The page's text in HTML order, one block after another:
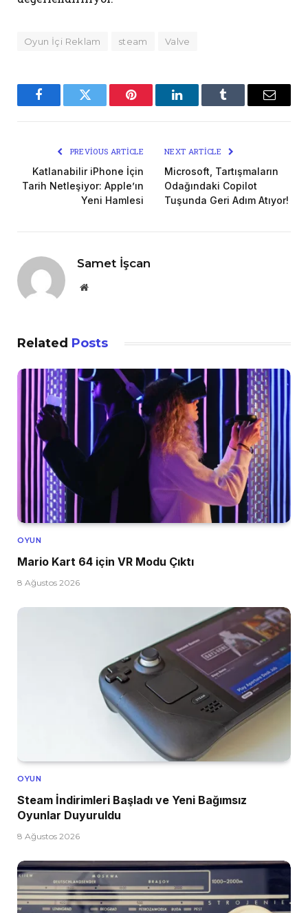
Oyun İçi Reklam steam Valve
FacebookTwitter Pinterest LinkedInTumblr Email
PREVIOUS ARTICLE
Katlanabilir iPhone İçin
Tarih Netleşiyor: Apple’ın
Yeni Hamlesi
NEXT ARTICLE
Microsoft, Tartışmaların
Odağındaki Copilot
Tuşunda Geri Adım Atıyor!
Samet İşcan
Website
Related Posts
OYUN
Mario Kart 64 için VR Modu Çıktı
8 Ağustos 2026
OYUN
Steam İndirimleri Başladı ve Yeni Bağımsız
Oyunlar Duyuruldu
8 Ağustos 2026